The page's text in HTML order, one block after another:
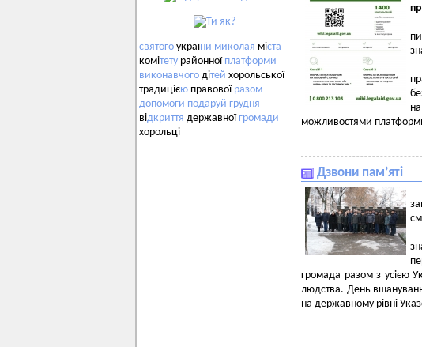
святого україни миколая міста
комітету районної платформи
виконавчого дітей хорольської
традицією правової разом
допомоги подаруй грудня
відкриття державноїгромади
хорольці
можливостями
Дзвони пам’яті
громада разом з усією
людства. День
на державному рівні